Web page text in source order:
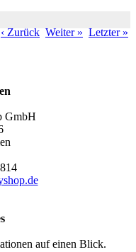
‹ Zurück Weiter » Letzter »
GmbH
auf einen Blick.